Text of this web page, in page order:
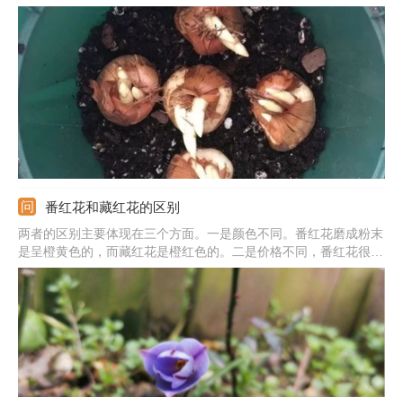
土壤，浇透水放在散光通风处。等番红花发芽后，将盆栽搬到南阳
台晒太阳，平时掂量着盆土，感觉明显变轻浇透水，薄肥勤施，直
到番红花开花为止。
番红花和藏红花的区别
两者的区别主要体现在三个方面。一是颜色不同。番红花磨成粉末
是呈橙黄色的，而藏红花是橙红色的。二是价格不同，番红花很普
通，价格便宜，而藏红花是很名贵的药材，价值比较昂贵。三是功
效不同。番红花能活血，缓解痛经，主要是女性朋友治疗痛经的时
候使用。而藏红花能活血化瘀，解郁安神，凉血解毒。